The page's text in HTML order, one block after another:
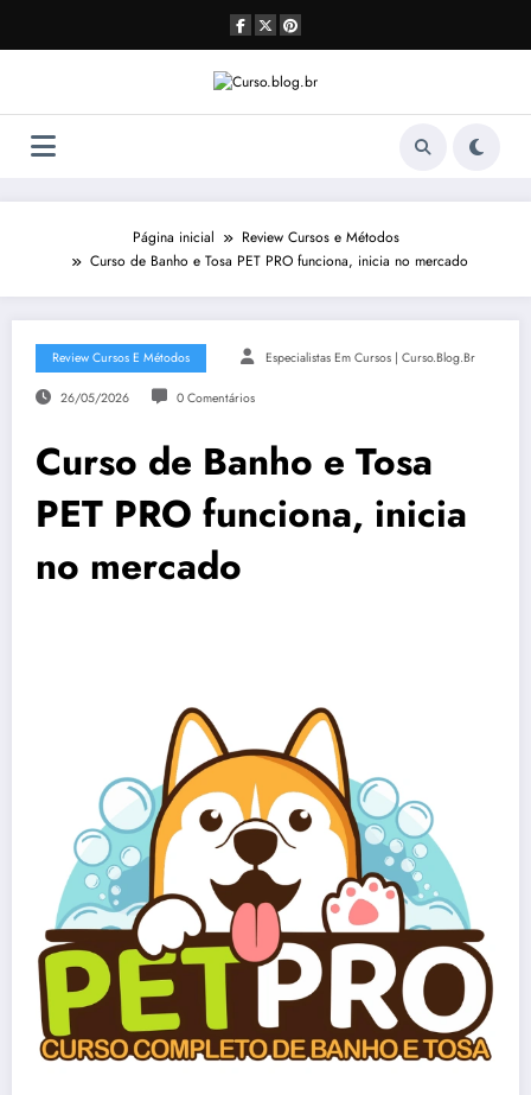
o
Página inicial
Review Cursos e Métodos
Curso de Banho e Tosa PET PRO funciona, inicia no mercado
Review Cursos E Métodos Especialistas Em Cursos | Curso.blog.br
26/05/2026 0 Comentários
Curso de Banho e Tosa
PET PRO funciona, inicia
no mercado